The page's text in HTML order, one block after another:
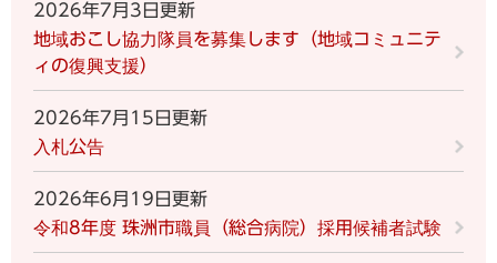
2026年7月3日更新
地域おこし協力隊員を募集します（地域コミュニテ
ィの復興支援）
2026年7月15日更新
入札公告
2026年6月19日更新
令和8年度 珠洲市職員（総合病院）採用候補者試験